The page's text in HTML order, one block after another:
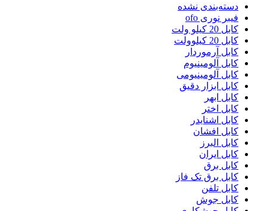
دسته‌بندی نشده
فیبر نوری ofo
کابل 20 کیلو ولت
کابل 20 کیلوولت
کابل آرموردار
کابل آلومینیوم
کابل آلومینیومی
کابل ابزار دقیق
کابل ابهر
کابل اختر
کابل اشنایدر
کابل افشان
کابل البرز
کابل ایران
کابل برق
کابل برق تک فاز
کابل تلفن
کابل جوش